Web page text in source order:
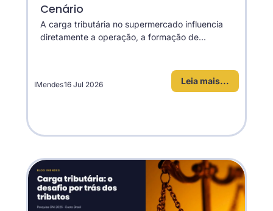
Cenário
A carga tributária no supermercado influencia
diretamente a operação, a formação de...
Leia mais...
IMendes16 Jul 2026